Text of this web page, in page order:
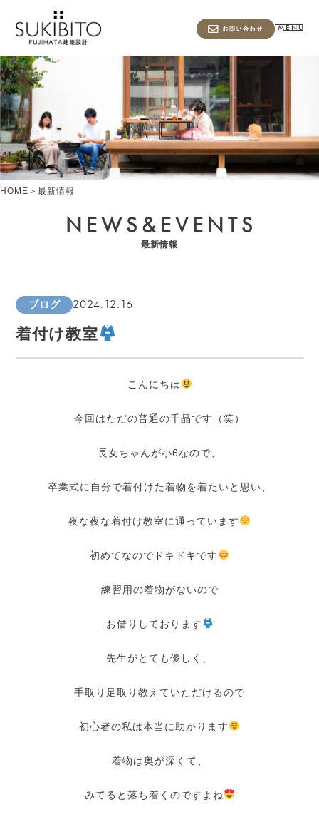
MENU
NEWS&EVENTS
最新情報
HOME ＞ 最新情報
ブログ 2024.12.16
着付け教室
こんにちは
今回はただの普通の千晶です（笑）
長女ちゃんが小6なので、
卒業式に自分で着付けた着物を着たいと思い、
夜な夜な着付け教室に通っています
初めてなのでドキドキです
練習用の着物がないので
お借りしております
先生がとても優しく、
手取り足取り教えていただけるので
初心者の私は本当に助かります
着物は奥が深くて、
みてると落ち着くのですよね